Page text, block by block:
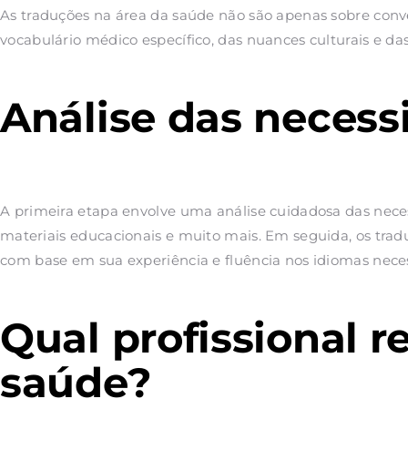
As traduções na área da saúde não são apenas sobre
vocabulário médico específico, das nuances culturais e
Análise das
A primeira etapa envolve uma análise cuidadosa das
materiais educacionais e muito mais. Em seguida, os
com base em sua experiência e fluência nos idiomas
Qual profissional
saúde?